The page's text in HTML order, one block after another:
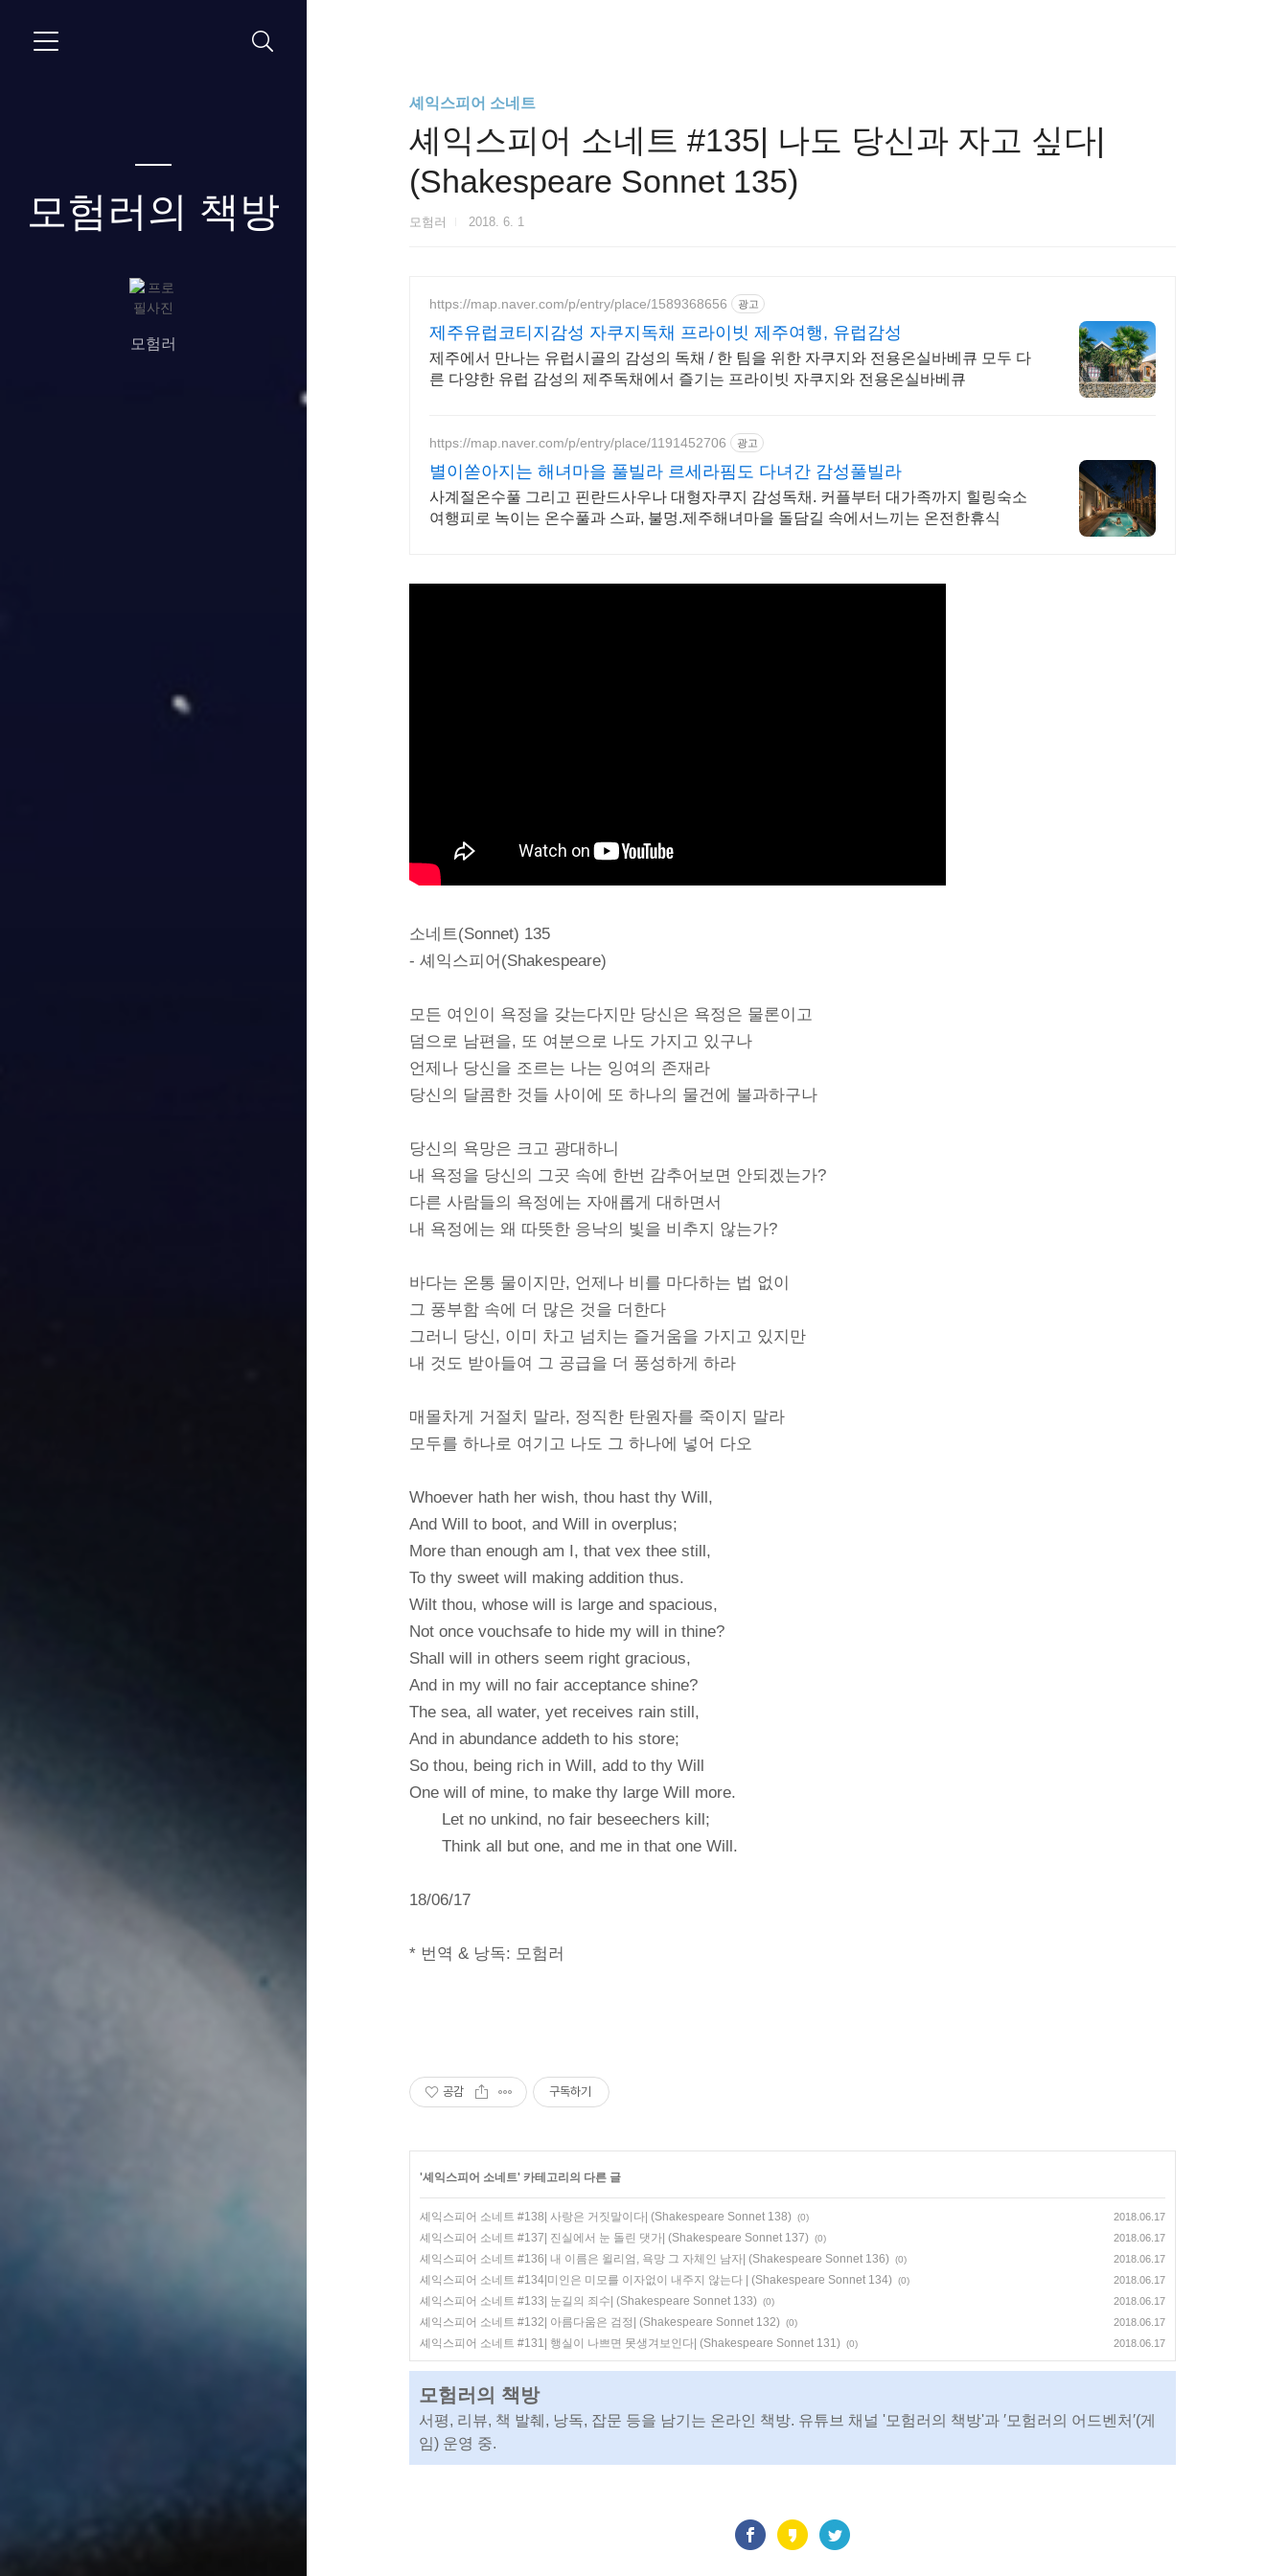
모험러의 책방
모험러
셰익스피어 소네트
셰익스피어 소네트 #135| 나도 당신과 자고 싶다|
(Shakespeare Sonnet 135)
모험러 2018. 6. 1
https://map.naver.com/p/entry/place/1589368656 광고
제주유럽코티지감성 자쿠지독채 프라이빗 제주여행, 유럽감성
제주에서 만나는 유럽시골의 감성의 독채 / 한 팀을 위한 자쿠지와 전용온실바베큐 모두 다
른 다양한 유럽 감성의 제주독채에서 즐기는 프라이빗 자쿠지와 전용온실바베큐
https://map.naver.com/p/entry/place/1191452706 광고
별이쏟아지는 해녀마을 풀빌라 르세라핌도 다녀간 감성풀빌라
사계절온수풀 그리고 핀란드사우나 대형자쿠지 감성독채. 커플부터 대가족까지 힐링숙소
여행피로 녹이는 온수풀과 스파, 불멍.제주해녀마을 돌담길 속에서느끼는 온전한휴식
소네트(Sonnet) 135
- 셰익스피어(Shakespeare)
모든 여인이 욕정을 갖는다지만 당신은 욕정은 물론이고
덤으로 남편을, 또 여분으로 나도 가지고 있구나
언제나 당신을 조르는 나는 잉여의 존재라
당신의 달콤한 것들 사이에 또 하나의 물건에 불과하구나
당신의 욕망은 크고 광대하니
내 욕정을 당신의 그곳 속에 한번 감추어보면 안되겠는가?
다른 사람들의 욕정에는 자애롭게 대하면서
내 욕정에는 왜 따뜻한 응낙의 빛을 비추지 않는가?
바다는 온통 물이지만, 언제나 비를 마다하는 법 없이
그 풍부함 속에 더 많은 것을 더한다
그러니 당신, 이미 차고 넘치는 즐거움을 가지고 있지만
내 것도 받아들여 그 공급을 더 풍성하게 하라
매몰차게 거절치 말라, 정직한 탄원자를 죽이지 말라
모두를 하나로 여기고 나도 그 하나에 넣어 다오
Whoever hath her wish, thou hast thy Will,
And Will to boot, and Will in overplus;
More than enough am I, that vex thee still,
To thy sweet will making addition thus.
Wilt thou, whose will is large and spacious,
Not once vouchsafe to hide my will in thine?
Shall will in others seem right gracious,
And in my will no fair acceptance shine?
The sea, all water, yet receives rain still,
And in abundance addeth to his store;
So thou, being rich in Will, add to thy Will
One will of mine, to make thy large Will more.
Let no unkind, no fair beseechers kill;
Think all but one, and me in that one Will.
18/06/17
* 번역 & 낭독: 모험러
공감 구독하기
'셰익스피어 소네트' 카테고리의 다른 글
셰익스피어 소네트 #138| 사랑은 거짓말이다| (Shakespeare Sonnet 138) (0) 2018.06.17
셰익스피어 소네트 #137| 진실에서 눈 돌린 댓가| (Shakespeare Sonnet 137) (0) 2018.06.17
셰익스피어 소네트 #136| 내 이름은 윌리엄, 욕망 그 자체인 남자| (Shakespeare Sonnet 136) (0) 2018.06.17
셰익스피어 소네트 #134|미인은 미모를 이자없이 내주지 않는다 | (Shakespeare Sonnet 134) (0) 2018.06.17
셰익스피어 소네트 #133| 눈길의 죄수| (Shakespeare Sonnet 133) (0) 2018.06.17
셰익스피어 소네트 #132| 아름다움은 검정| (Shakespeare Sonnet 132) (0) 2018.06.17
셰익스피어 소네트 #131| 행실이 나쁘면 못생겨보인다| (Shakespeare Sonnet 131) (0) 2018.06.17
모험러의 책방
서평, 리뷰, 책 발췌, 낭독, 잡문 등을 남기는 온라인 책방. 유튜브 채널 '모험러의 책방'과 ′모험러의 어드벤처′(게
임) 운영 중.